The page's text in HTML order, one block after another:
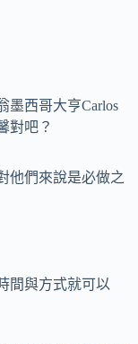
墨西哥大亨Carlos
對吧？
他們來說是必做之
間與方式就可以